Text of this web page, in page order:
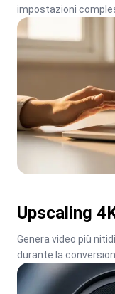
impostazioni
Upscaling
Genera video più
durante la